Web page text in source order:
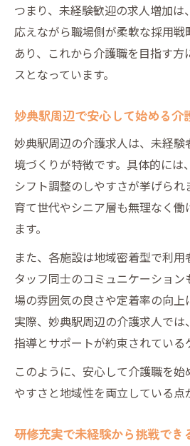
長く続けやすい介護求
初心者に優しい介護求
働きやすさを感じる介護
サポート体制が整う介護求
研修制度が充実した介
未経験者向けサポート
徴
資格取得支援が受けら
安心して働ける介護求
説
未経験からキャリアを築く
介護求人で未経験から成
ル
方
つまり、未経験歓迎の求人増加は
応えながら職場側が柔軟な採用戦
あり、これから介護職を目指す方
スとなっています。
妙典駅周辺で安心して始める介
妙典駅周辺の介護求人は、未経
境づくりが特徴です。具体的には
シフト調整のしやすさが挙げられ
育て世代やシニア層も無理なく
ます。
また、各施設は地域密着型で利
タッフ同士のコミュニケーション
場の雰囲気の良さや定着率の向上
実際、妙典駅周辺の介護求人で
指導とサポートが約束されている
このように、安心して介護職を
やすさと地域性を両立している点
研修充実で未経験から挑戦でき